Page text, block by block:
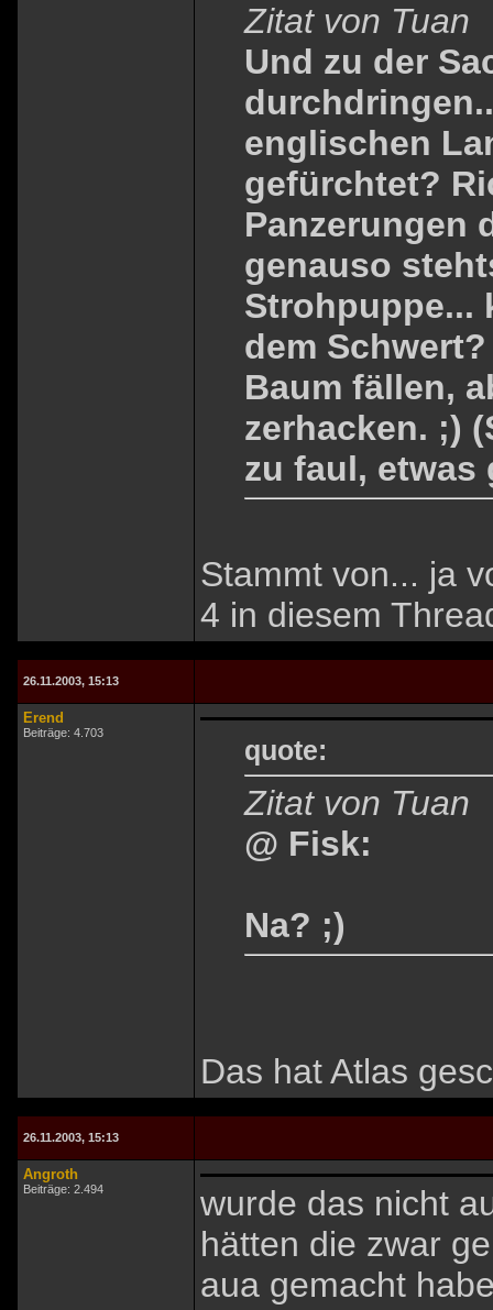
Zitat von Tuan
Und zu der
englischen
gefürchtet?
Panzerungen
genauso
Strohpuppe...
dem
Baum fällen,
zerhacken. ;)
zu faul, etwas
Stammt von... ja
4 in diesem
26.11.2003, 15:13
Erend
Beiträge: 4.703
quote:
Zitat von Tuan
@ Fisk:
Na? ;)
Das hat Atlas
26.11.2003, 15:13
Angroth
Beiträge: 2.494
wurde das nicht
hätten die zwar
aua gemacht